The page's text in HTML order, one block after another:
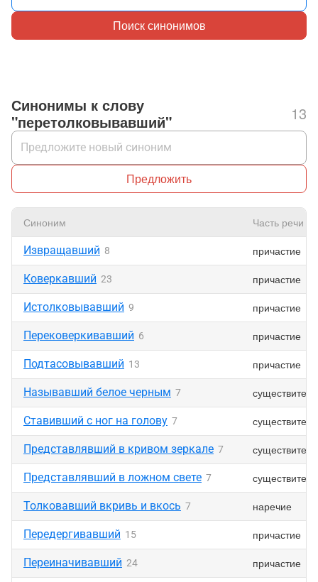
Поиск синонимов
Синонимы к слову
"перетолковывавший"
13
Предложить
Синоним Часть речи
Извращавший 8 причастие
Коверкавший 23 причастие
Истолковывавший 9 причастие
Перековеркивавший 6 причастие
Подтасовывавший 13 причастие
Называвший белое черным 7
Ставивший с ног на голову 7
Представлявший в кривом зеркале 7
Представлявший в ложном свете 7
Толковавший вкривь и вкось 7 наречие
Передергивавший 15 причастие
Переиначивавший 24 причастие